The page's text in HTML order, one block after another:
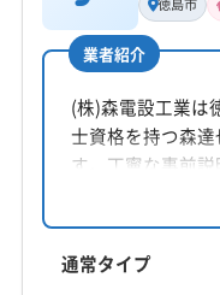
栄江龍
所在地
徳島県板野郡上板
対応地域
小松島市
徳島市
海部郡美波町
業者紹介
(株)森電設工業は
士資格を持つ森
す。丁寧な事前
クリーニングで
などのオプショ
で、地域に密着
す。
通常タイプ